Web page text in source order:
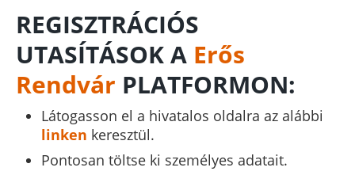
REGISZTRÁCIÓS
UTASÍTÁSOK A Erős
Rendvár PLATFORMON:
Látogasson el a hivatalos oldalra az alábbi
linken keresztül.
Pontosan töltse ki személyes adatait.